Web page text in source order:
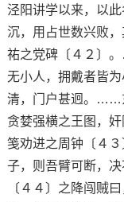
泾阳讲学以来，以
沉，用占世数兴败
祐之党碑〔４２〕
无小人，拥戴者皆
清，门户甚迥。……
贪婪强横之王图，
笺劝进之周钟〔４
子，则吾臂可断，
〔４４〕之降闯贼